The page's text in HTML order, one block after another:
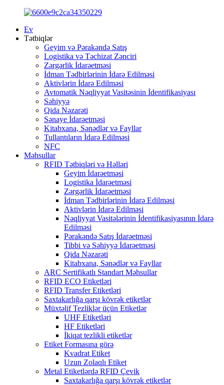
Ev
Tətbiqlər
Geyim və Pərakəndə Satış
Logistika və Təchizat Zənciri
Zərgərlik İdarəetməsi
İdman Tədbirlərinin İdarə Edilməsi
Aktivlərin İdarə Edilməsi
Avtomatik Nəqliyyat Vasitəsinin İdentifikasiyası
Səhiyyə
Qida Nəzarəti
Sənaye İdarəetməsi
Kitabxana, Sənədlər və Fayllar
Tullantıların İdarə Edilməsi
NFC
Məhsullar
RFID Tətbiqləri və Həlləri
Geyim İdarəetməsi
Logistika İdarəetməsi
Zərgərlik İdarəetməsi
İdman Tədbirlərinin İdarə Edilməsi
Aktivlərin İdarə Edilməsi
Nəqliyyat Vasitələrinin İdentifikasiyasının İdarə
Edilməsi
Pərakəndə Satış İdarəetməsi
Tibbi və Səhiyyə İdarəetməsi
Qida Nəzarəti
Kitabxana, Sənədlər və Fayllar
ARC Sertifikatlı Standart Məhsullar
RFID ECO Etiketləri
RFID Transfer Etiketləri
Saxtakarlığa qarşı kövrək etiketlər
Müxtəlif Tezliklər üçün Etiketlər
UHF Etiketləri
HF Etiketləri
İkiqat tezlikli etiketlər
Etiket Formasına görə
Kvadrat Etiket
Uzun Zolaqlı Etiket
Metal Etiketlərdə RFID Çevik
Saxtakarlığa qarşı kövrək etiketlər